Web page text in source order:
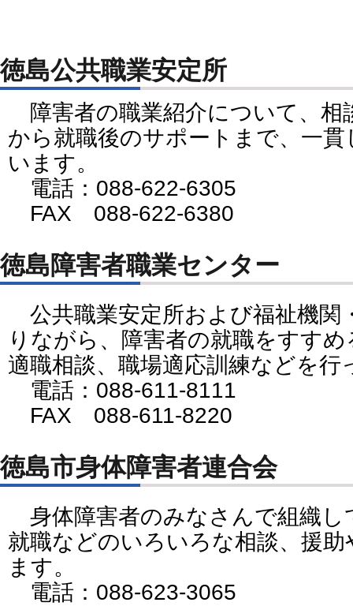
徳島公共職業安定所
障害者の職業紹介について、相
から就職後のサポートまで、一
います。
電話：088-622-6305
FAX 088-622-6380
徳島障害者職業センター
公共職業安定所および福祉機関
りながら、障害者の就職をすす
適職相談、職場適応訓練などを行
電話：088-611-8111
FAX 088-611-8220
徳島市身体障害者連合会
身体障害者のみなさんで組織し
就職などのいろいろな相談、援
ます。
電話：088-623-3065